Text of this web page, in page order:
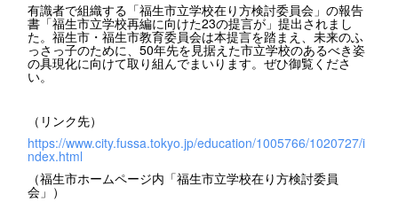
有識者で組織する「福生市立学校在り方検討委員会」の報告
書「福生市立学校再編に向けた23の提言が」提出されまし
た。福生市・福生市教育委員会は本提言を踏まえ、未来のふ
っさっ子のために、50年先を見据えた市立学校のあるべき姿
の具現化に向けて取り組んでまいります。ぜひ御覧くださ
い。
（リンク先）
https://www.city.fussa.tokyo.jp/education/1005766/1020727/i
ndex.html
（福生市ホームページ内「福生市立学校在り方検討委員
会」）